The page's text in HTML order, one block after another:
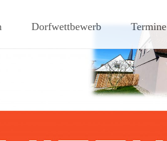
Steigerwaldes
Dorfwettbewerb Termine